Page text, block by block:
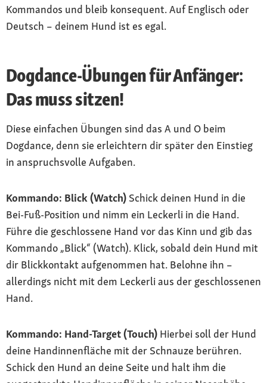
Kommandos und bleib konsequent. Auf Englisch oder
Deutsch – deinem Hund ist es egal.
Dogdance-Übungen für Anfänger:
Das muss sitzen!
Diese einfachen Übungen sind das A und O beim
Dogdance, denn sie erleichtern dir später den Einstieg
in anspruchsvolle Aufgaben.
Kommando: Blick (Watch) Schick deinen Hund in die
Bei-Fuß-Position und nimm ein Leckerli in die Hand.
Führe die geschlossene Hand vor das Kinn und gib das
Kommando „Blick“ (Watch). Klick, sobald dein Hund mit
dir Blickkontakt aufgenommen hat. Belohne ihn –
allerdings nicht mit dem Leckerli aus der geschlossenen
Hand.
Kommando: Hand-Target (Touch) Hierbei soll der Hund
deine Handinnenfläche mit der Schnauze berühren.
Schick den Hund an deine Seite und halt ihm die